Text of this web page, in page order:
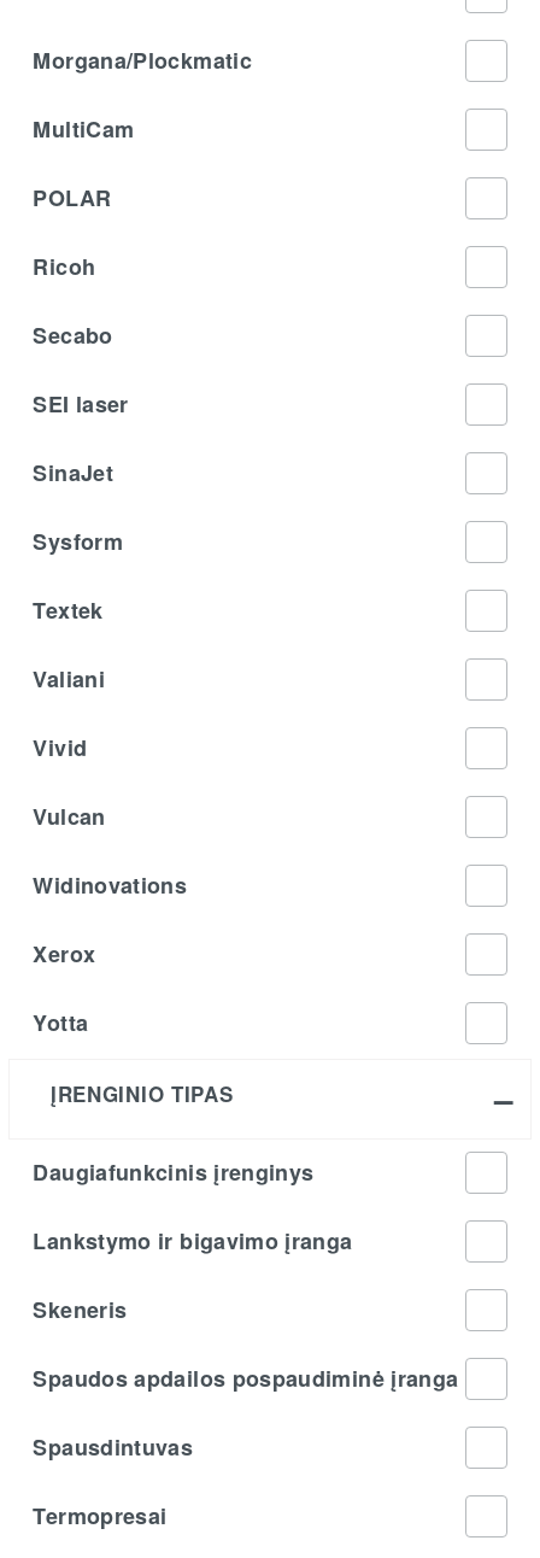
Morgana/Plockmatic
MultiCam
POLAR
Ricoh
Secabo
SEI laser
SinaJet
Sysform
Textek
Valiani
Vivid
Vulcan
Widinovations
Xerox
Yotta
ĮRENGINIO TIPAS
Daugiafunkcinis įrenginys
Lankstymo ir bigavimo įranga
Skeneris
Spaudos apdailos pospaudiminė įranga
Spausdintuvas
Termopresai